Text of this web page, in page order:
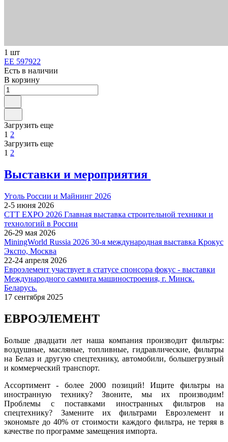
1 шт
ЕЕ 597922
Есть в наличии
В корзину
Загрузить еще
1 2
Загрузить еще
1 2
Выставки и мероприятия
Уголь России и Майнинг 2026
2-5 июня 2026
СТТ EXPO 2026 Главная выставка строительной техники и
технологий в России
26-29 мая 2026
MiningWorld Russia 2026 30-я международная выставка Крокус
Экспо, Москва
22-24 апреля 2026
Евроэлемент участвует в статусе спонсора фокус - выставки
Международного саммита машиностроения, г. Минск.
Беларусь.
17 сентября 2025
ЕВРОЭЛЕМЕНТ
Больше двадцати лет наша компания производит фильтры:
воздушные, масляные, топливные, гидравлические, фильтры
на Белаз и другую спецтехнику, автомобили, большегрузный
и коммерческий транспорт.
Ассортимент - более 2000 позиций! Ищите фильтры на
иностранную технику? Звоните, мы их производим!
Проблемы с поставками иностранных фильтров на
спецтехнику? Замените их фильтрами Евроэлемент и
экономьте до 40% от стоимости каждого фильтра, не теряя в
качестве по программе замещения импорта.